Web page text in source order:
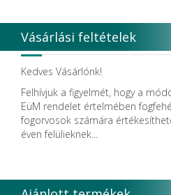
Dentsply Sirona
Detax
DFS
DIADENT
DIRECTA AB
Discus Dental PHILIPS
DISPOTECH S.r.l.
DKL
DUX
Vásárlási feltételek
Kedves Vásárlónk!
Felhívjuk a figyelmét, hogy a
EüM rendelet értelmében
fogorvosok számára
éven felülieknek...